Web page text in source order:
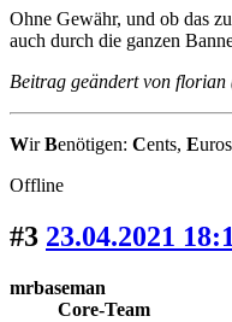
Ohne Gewähr, und ob das
auch durch die ganzen
Beitrag geändert von
WirBenötigen: Cents, E
Offline
#3 23.04.2021
mrbaseman
Core-Team